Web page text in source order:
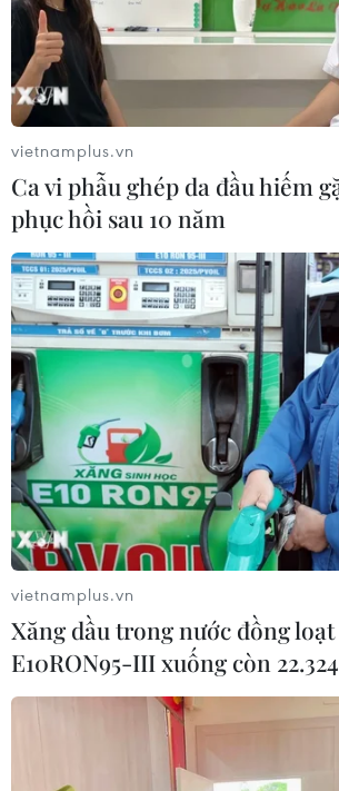
vietnamplus.vn
Ca vi phẫu ghép da đầu hiếm
phục hồi sau 10 năm
vietnamplus.vn
Xăng dầu trong nước đồng
E10RON95-III xuống còn